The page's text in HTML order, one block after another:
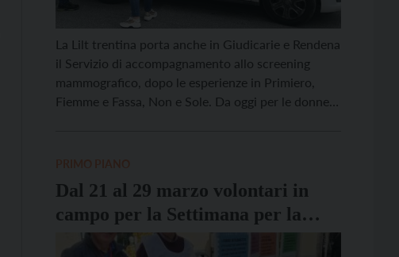
La Lilt trentina porta anche in Giudicarie e Rendena
il Servizio di accompagnamento allo screening
mammografico, dopo le esperienze in Primiero,
Fiemme e Fassa, Non e Sole. Da oggi per le donne
Dal 21 al 29 marzo volontari in
campo per la Settimana per la
Prevenzione Oncologica Lilt